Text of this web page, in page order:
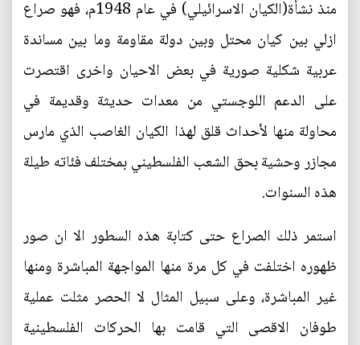
منذ نشأة(الكيان الاسرائيلي) في عام 1948م، فهو صراع
ازلي بين كيان محتل وبين دولة مقاومة وما بين مساندة
عربية شكلية صورية في بعض الاحيان واخرى اقتصرت
على الدعم اللوجستي من معدات حديثة وقديمة في
محاولة منها لأحداث قلق لهذا الكيان الغاصب الذي مارس
مجازر وحشية بحق الشعب الفلسطيني بمختلف فئاته طيلة
هذه السنوات.
استمر ذلك الصراع حتى كتابة هذه السطور الا ان صور
ظهوره اختلفت في كل مرة منها المواجهة المباشرة ومنها
غير المباشرة، وعلى سبيل المثال لا الحصر مثلت عملية
طوفان الاقصى التي قامت بها الحركات الفلسطينية